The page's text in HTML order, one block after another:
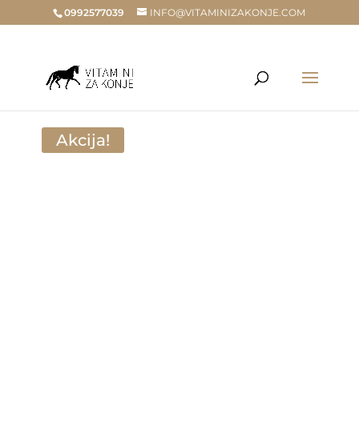
0992577039 INFO@VITAMINIZAKONJE.COM
Akcija!